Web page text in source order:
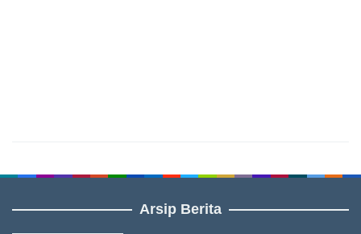
Arsip Berita